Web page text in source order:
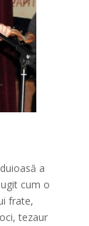
a
cum o
frate,
tezaur